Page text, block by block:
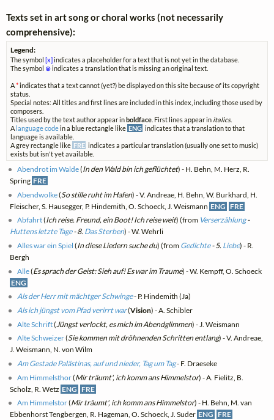
Texts set in art song or choral works (not necessarily
comprehensive):
Legend:
The symbol[x]indicates a placeholder for a text that is not yet in the database.
The symbol ⊗indicates a translation that is missing an original text.
A*indicates that a text cannot (yet?) be displayed on this site because of its copyright
status.
Special notes: All titles and first lines are included in this index, including those used by
composers.
Titles used by the text author appear inboldface . First lines appear in italics.
A language codein a blue rectangle like ENG indicates that a translation to that
language is available.
A grey rectangle like FRE indicates a particular translation (usually one set to music)
exists but isn't yet available.
Abendrot im Walde(In den Wald bin ich geflüchtet) - H. Behn, M. Herz, R.
Spring FRE
Abendwolke(So stille ruht im Hafen) - V. Andreae, H. Behn, W. Burkhard, H.
Fleischer, S. Hausegger, P. Hindemith, O. Schoeck, J. Weismann ENG FRE
Abfahrt(Ich reise. Freund, ein Boot! Ich reise weit) (from Verserzählung-
Huttens letzte Tage- 8. Das Sterben) - W. Wehrli
Alles war ein Spiel (In diese Liedern suche du) (from Gedichte- 5. Liebe) - R.
Bergh
Alle(Es sprach der Geist: Sieh auf! Es war im Traume) - W. Kempff, O. Schoeck
ENG
Als der Herr mit mächtger Schwinge- P. Hindemith (Ja)
Als ich jüngst vom Pfad verirrt war(Vision) - A. Schibler
Alte Schrift( Jüngst verlockt, es mich im Abendglimmen) - J. Weismann
Alte Schweizer(Sie kommen mit dröhnenden Schritten entlang) - V. Andreae,
J. Weismann, N. von Wilm
Am Gestade Palästinas, auf und nieder, Tag um Tag- F. Draeseke
Am Himmelsthor(Mir träumt', ich komm ans Himmelstor) - A. Fielitz, B.
Scholz, R. Wetz ENG FRE
Am Himmelstor(Mir träumt', ich komm ans Himmelstor) - H. Behn, M. van
Ebbenhorst Tengbergen, R. Hageman, O. Schoeck, J. Suder ENG FRE